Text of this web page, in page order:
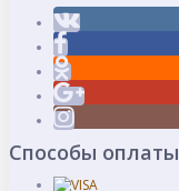
Способы оплаты